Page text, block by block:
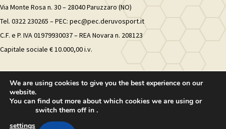
Via Monte Rosa n. 30 – 28040 Paruzzaro (NO)
Tel. 0322 230265 – PEC: pec@pec.deruvosport.it
C.F. e P. IVA 01979930037 – REA Novara n. 208123
Capitale sociale € 10.000,00 i.v.
We are using cookies to give you the best experience on our
website.
You can find out more about which cookies we are using or
switch them off in
settings
.